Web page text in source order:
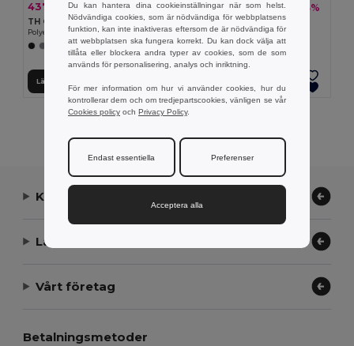
437.75 kr 612.85 kr -29%
TH Clothes 30272
Polyester and cotton work trousers
Lägg till i Varukorgen
270.73 kr404.28 kr -33%
TH Clothes 30177
Workwear padded bodywarmer
Kontakta oss
Låt oss hjälpa
Vårt företag
Betalningsmetoder
Du kan hantera dina cookieinställningar när som helst.
Nödvändiga cookies, som är nödvändiga för webbplatsens
funktion, kan inte inaktiveras eftersom de är nödvändiga för
att webbplatsen ska fungera korrekt. Du kan dock välja att
tillåta eller blockera andra typer av cookies, som de som
används för personalisering, analys och inriktning.
För mer information om hur vi använder cookies, hur du
kontrollerar dem och om tredjepartscookies, vänligen se vår
Cookies policy och Privacy Policy.
Endast essentiella Preferenser
Acceptera alla